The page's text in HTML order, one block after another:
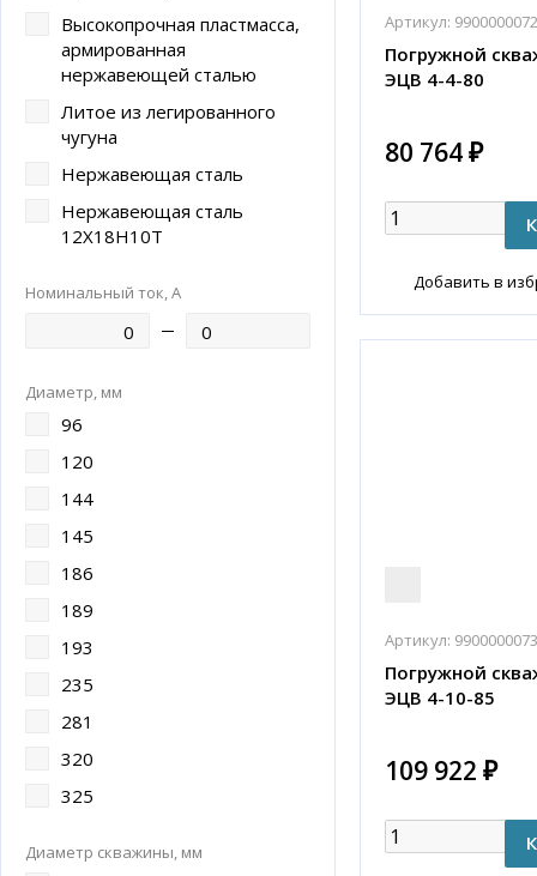
Высокопрочная пластмасса,
армированная
нержавеющей сталью
Литое из легированного
чугуна
Нержавеющая сталь
Нержавеющая сталь
12Х18Н10Т
Номинальный ток, А
Диаметр, мм
96
120
144
145
186
189
193
235
281
320
325
Диаметр скважины, мм
Артикул:
Погружной
ЭЦВ 4-4-80
80 764 ₽
Добавить в
Артикул:
Погружной
ЭЦВ 4-10-85
109 922 ₽